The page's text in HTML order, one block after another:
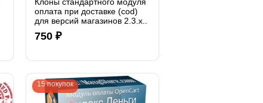
оплата при доставке (cod)
для версий магазинов 2.3.x..
750 ₽
15 покупок